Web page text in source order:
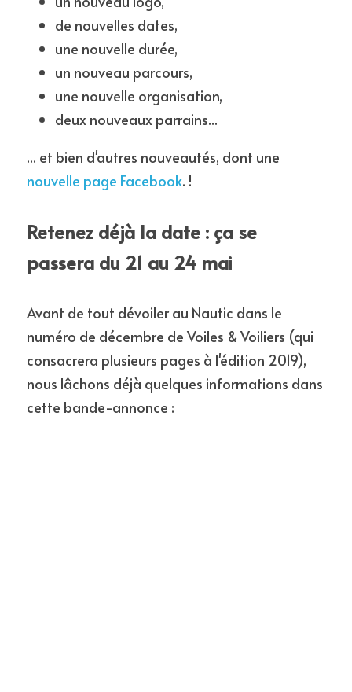
L'édition 2020
L'édition 2018
de nouvelles dates,
une nouvelle durée,
un nouveau parcours,
une nouvelle organisation,
deux nouveaux parrains...
nouvelle page Facebook. !
Retenez déjà la date : ça se
passera du 21 au 24 mai
Avant de tout dévoiler au Nautic dans le
numéro de décembre de Voiles & Voiliers (qui
consacrera plusieurs pages à l'édition 2019),
nous lâchons déjà quelques informations dans
cette bande-annonce :